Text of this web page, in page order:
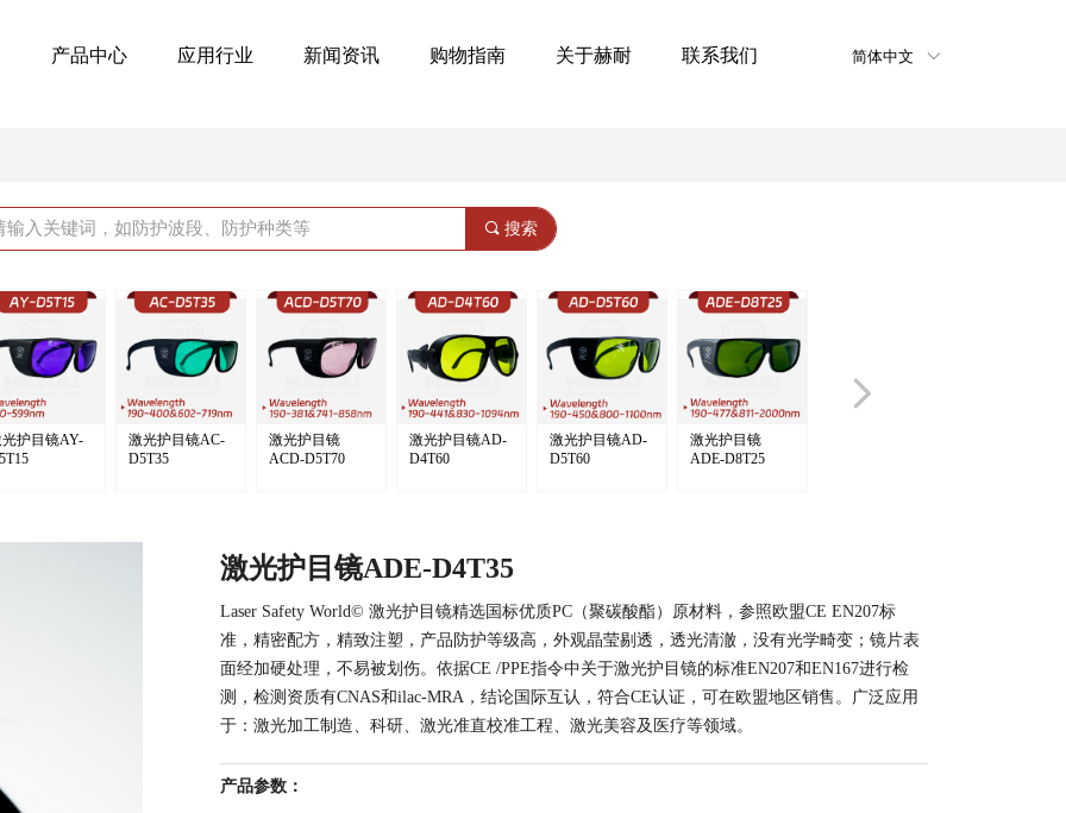
产品中心 应用行业 新闻资讯 购物指南 关于赫耐 联系我们 ꀅ
简体中文
激光护目镜ADE-D4T35
Laser Safety World© 激光护目镜精选国标优质PC（聚碳酸酯）原材料，参照欧盟CE EN207标
准，精密配方，精致注塑，产品防护等级高，外观晶莹剔透，透光清澈，没有光学畸变；镜片表
面经加硬处理，不易被划伤。依据CE /PPE指令中关于激光护目镜的标准EN207和EN167进行检
测，检测资质有CNAS和ilac-MRA，结论国际互认，符合CE认证，可在欧盟地区销售。广泛应用
于：激光加工制造、科研、激光准直校准工程、激光美容及医疗等领域。
产品参数：
护目镜AY-
激光护目镜AC-
D5T35
激光护目镜
ACD-D5T70
激光护目镜AD-
D4T60
激光护目镜AD-
D5T60
激光护目镜
ADE-D8T25
넲
끠 搜索